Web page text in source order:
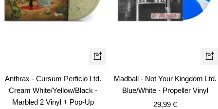
+
Anthrax - Cursum Perficio Ltd.
Cream White/Yellow/Black -
Marbled 2 Vinyl + Pop-Up
+
Madball - Not Your Kingdom Ltd.
Blue/White - Propeller Vinyl
Precio
29,99 €